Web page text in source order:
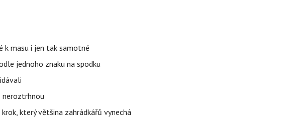
k masu i jen tak samotné
jednoho znaku na spodku
neroztrhnou
který většina zahrádkářů vynechá